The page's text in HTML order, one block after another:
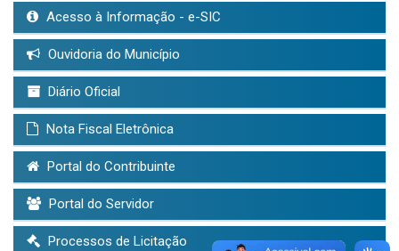
Acesso à Informação - e-SIC
Ouvidoria do Município
Diário Oficial
Nota Fiscal Eletrônica
Portal do Contribuinte
Portal do Servidor
Processos de Licitação